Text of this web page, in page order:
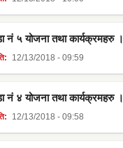
नं ५ योजना तथा कार्यक्रमहरु ।
12/13/2018 - 09:59
नं ४ योजना तथा कार्यक्रमहरु ।
12/13/2018 - 09:58